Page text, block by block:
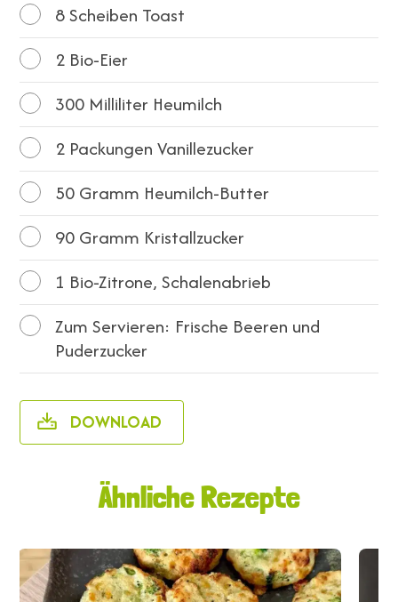
8Scheiben Toast
2 Bio-Eier
300 Milliliter Heumilch
2 Packungen Vanillezucker
50 Gramm Heumilch-Butter
90 Gramm Kristallzucker
1 Bio-Zitrone, Schalenabrieb
Zum Servieren: Frische Beeren und
Puderzucker
DOWNLOAD
Ähnliche Rezepte